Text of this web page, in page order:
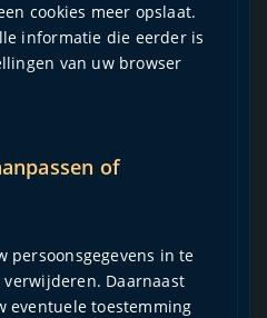
cookies meer opslaat.
informatie die eerder is
van uw browser
of
persoonsgegevens in te
Daarnaast
eventuele toestemming